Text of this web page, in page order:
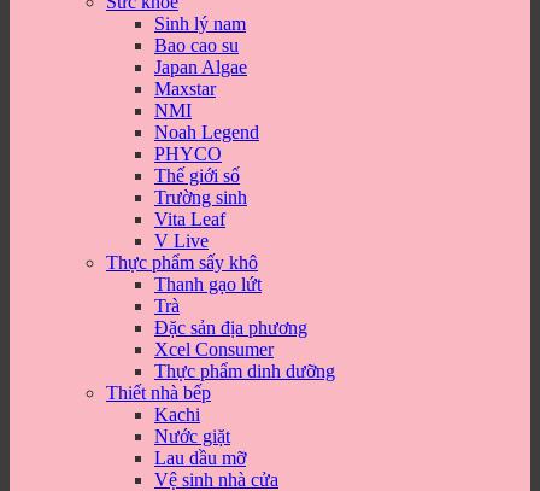
Sinh lý nam
Bao cao su
Japan Algae
Maxstar
NMI
Noah Legend
PHYCO
Thế giới số
Trường sinh
Vita Leaf
V Live
Thực phẩm sấy khô
Thanh gạo lứt
Trà
Đặc sản địa phương
Xcel Consumer
Thực phẩm dinh dưỡng
Thiết nhà bếp
Kachi
Nước giặt
Lau dầu mỡ
Vệ sinh nhà cửa